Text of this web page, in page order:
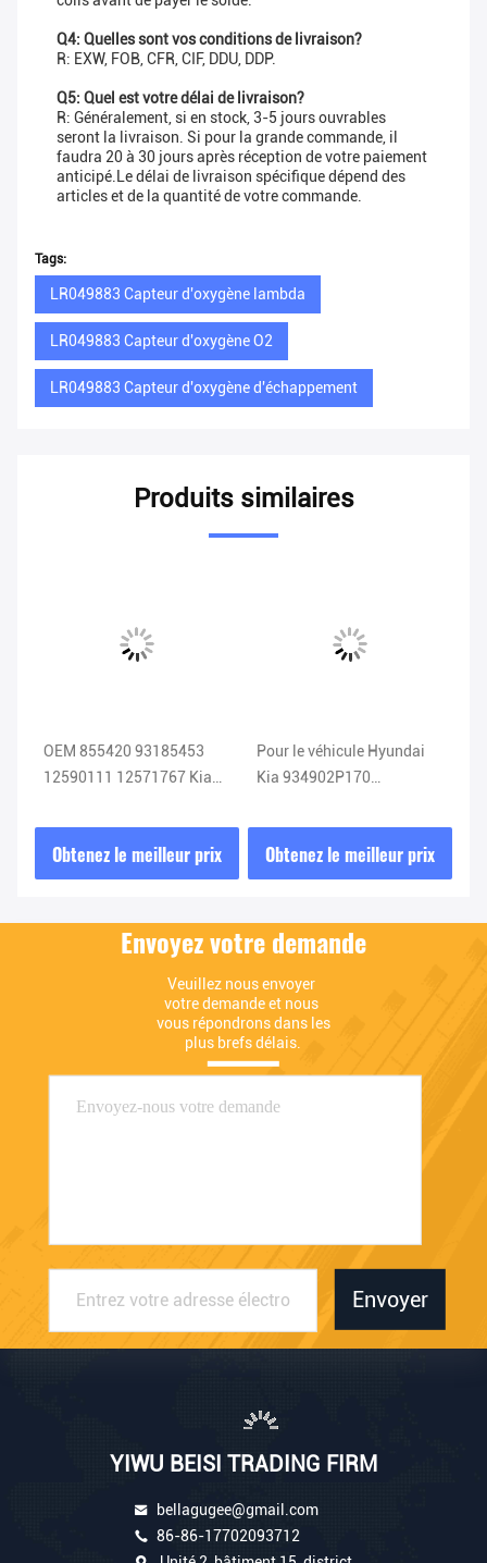
Q4: Quelles sont vos conditions de livraison?
R: EXW, FOB, CFR, CIF, DDU, DDP.
Q5: Quel est votre délai de livraison?
R: Généralement, si en stock, 3-5 jours ouvrables
seront la livraison. Si pour la grande commande, il
faudra 20 à 30 jours après réception de votre paiement
anticipé.Le délai de livraison spécifique dépend des
articles et de la quantité de votre commande.
Tags:
LR049883 Capteur d'oxygène lambda
LR049883 Capteur d'oxygène O2
LR049883 Capteur d'oxygène d'échappement
Produits similaires
OEM 855420 93185453
12590111 12571767 Kia
Lambda
Obtenez le meilleur prix
Pour le véhicule Hyundai
Kia 934902P170
Airbag Spring Clock
93490-2P170
Obtenez le meilleur prix
Envoyez votre demande
Veuillez nous envoyer
votre demande et nous
vous répondrons dans les
plus brefs délais.
Envoyer
YIWU BEISI TRADING FIRM
bellagugee@gmail.com
86-86-17702093712